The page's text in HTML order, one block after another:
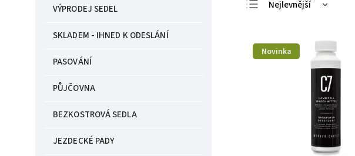
VÝPRODEJ SEDEL
SKLADEM - IHNED K ODESLÁNÍ
PASOVÁNÍ
PŮJČOVNA
BEZKOSTROVÁ SEDLA
JEZDECKÉ PADY
Nejlevnější
Nejprodávanější
Abecedně
Novinka